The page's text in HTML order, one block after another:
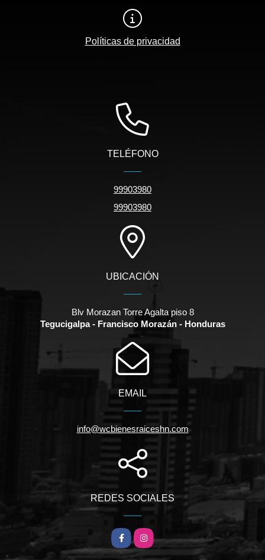
Políticas de privacidad
TELÉFONO
99903980
99903980
UBICACIÓN
Blv Morazan Torre Agalta piso 8
Tegucigalpa - Francisco Morazán - Honduras
EMAIL
info@wcbienesraiceshn.com
REDES SOCIALES
Facebook
Instagram